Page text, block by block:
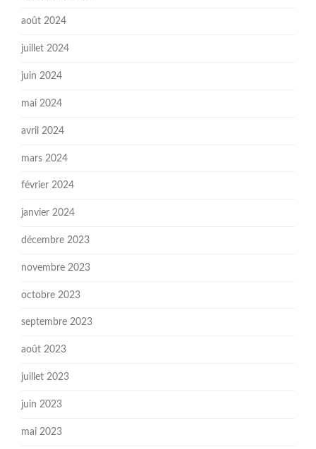
août 2024
juillet 2024
juin 2024
mai 2024
avril 2024
mars 2024
février 2024
janvier 2024
décembre 2023
novembre 2023
octobre 2023
septembre 2023
août 2023
juillet 2023
juin 2023
mai 2023